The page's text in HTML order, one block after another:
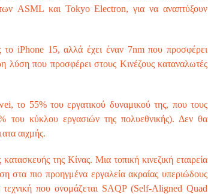
ASML και Tokyo Electron, για να αναπτύξουν
το iPhone 15, αλλά έχει έναν 7nm που προσφέρει
λύση που προσφέρει στους Κινέζους καταναλωτές
το 55% του εργατικού δυναμικού της, που τους
του κύκλου εργασιών της πολυεθνικής). Δεν θα
αιχμής.
της Κίνας. Μια τοπική κινεζική εταιρεία
στα πιο προηγμένα εργαλεία ακραίας υπεριώδους
τεχνική που ονομάζεται SAQP (Self-Aligned Quad